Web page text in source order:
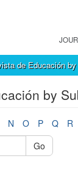
de Educación
by
N O P Q R
Go